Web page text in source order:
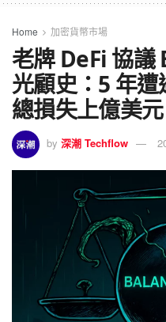
Home 加密貨幣市場
老牌 DeFi 協
光顧史：5 年遭
總損失上億美元
by 深潮 Techflow